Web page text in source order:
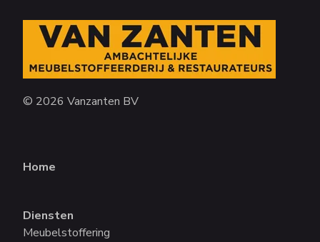
© 2026 Vanzanten BV
Home
Diensten
Meubelstoffering